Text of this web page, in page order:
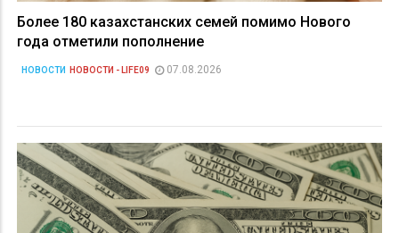
Более 180 казахстанских семей помимо Нового
года отметили пополнение
НОВОСТИ НОВОСТИ - LIFE09 07.08.2026